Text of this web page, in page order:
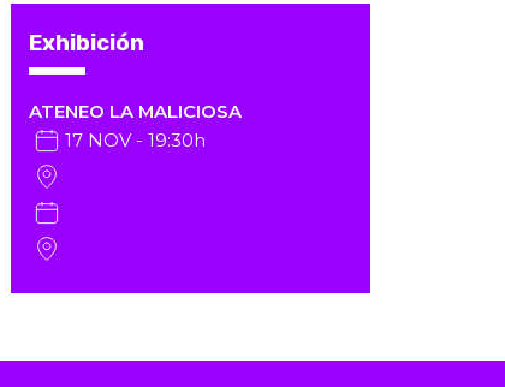
Exhibición
ATENEO LA MALICIOSA
17 NOV - 19:30h